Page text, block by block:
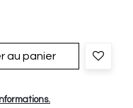
au panier